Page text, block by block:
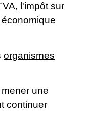
, l'impôt sur
organismes
une
continuer